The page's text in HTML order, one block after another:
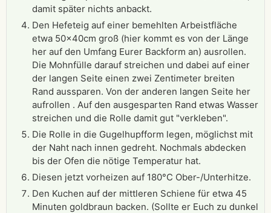
damit später nichts anbackt.
Den Hefeteig auf einer bemehlten Arbeistfläche
etwa 50x40cm groß (hier kommt es von der Länge
her auf den Umfang Eurer Backform an) ausrollen.
Die Mohnfülle darauf streichen und dabei auf einer
der langen Seite einen zwei Zentimeter breiten
Rand aussparen. Von der anderen langen Seite her
aufrollen . Auf den ausgesparten Rand etwas Wasser
streichen und die Rolle damit gut "verkleben".
Die Rolle in die Gugelhupfform legen, möglichst mit
der Naht nach innen gedreht. Nochmals abdecken
bis der Ofen die nötige Temperatur hat.
Diesen jetzt vorheizen auf 180°C Ober-/Unterhitze.
Den Kuchen auf der mittleren Schiene für etwa 45
Minuten goldbraun backen. (Sollte er Euch zu dunkel